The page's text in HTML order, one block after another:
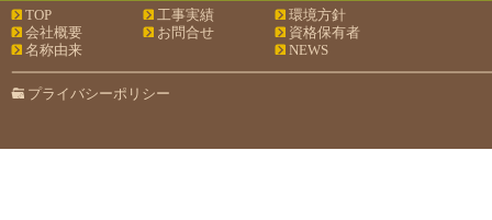
TOP
会社概要
名称由来
工事実績
お問合せ
環境方針
資格保有者
NEWS
プライバシーポリシー